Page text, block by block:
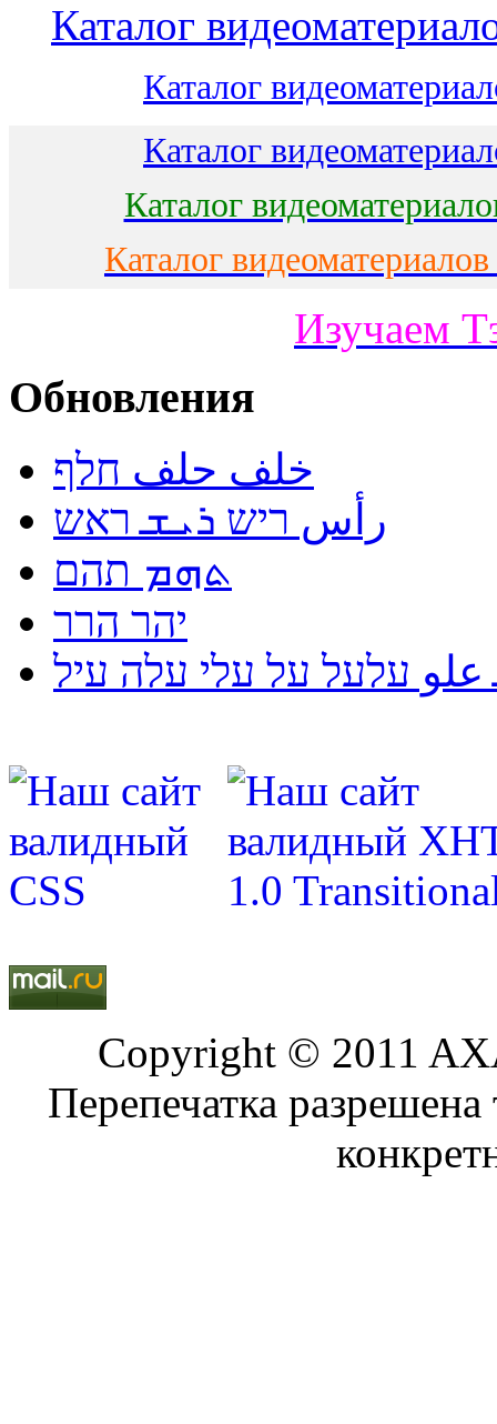
Каталог
Каталог
Каталог
Каталог
Каталог
Изучаем
Обновления
خلف حلف חלף
رأس ריש ܪܝܫ ראש
ܬܗܡ תהם
יהר הרר
עלעל על עלי עלה עיל
Copyright © 2011
Перепечатка